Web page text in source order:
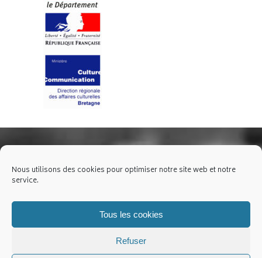
Nous utilisons des cookies pour optimiser notre site web et notre
service.
Tous les cookies
Refuser